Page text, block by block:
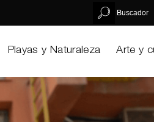
Buscador
Playas y Naturaleza Arte y